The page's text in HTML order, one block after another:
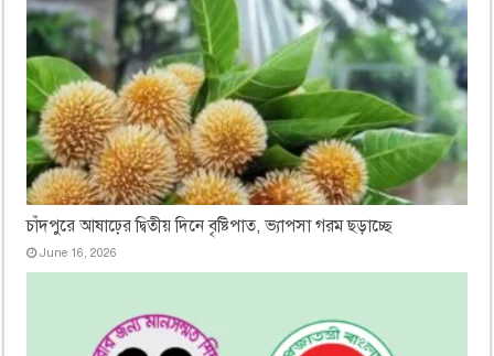
চাঁদপুরে আষাঢ়ের দ্বিতীয় দিনে বৃষ্টিপাত, ভ্যাপসা গরম ছড়াচ্ছে
June 16, 2026